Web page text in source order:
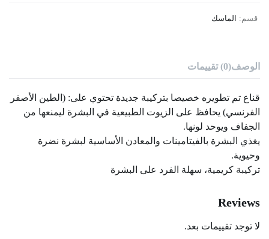
قسم: الماسك
الوصف(0) تقييمات
قناع تم تطويره خصيصا بتركيبة جديدة تحتوي على: (الطين الأصفر
الفرنسي) يحافظ على الزيوت الطبيعية في البشرة ليمنعها من
الجفاف ويوحد لونها.
يغذي البشرة بالفيتامينات والمعادن الأساسية لبشرة نضرة
وحيوية.
تركيبة كريمية، سهلة الفرد على البشرة
Reviews
لا توجد تقييمات بعد.